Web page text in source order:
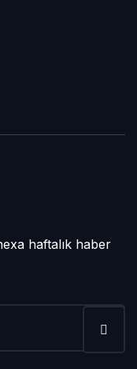
haftalık haber